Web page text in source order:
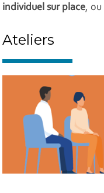
individuelsur place, ou
Ateliers